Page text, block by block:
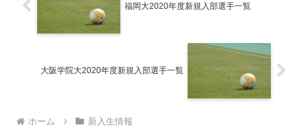
福岡大2020年度新規入部選手一覧
大阪学院大2020年度新規入部選手一覧
ホーム 新入生情報